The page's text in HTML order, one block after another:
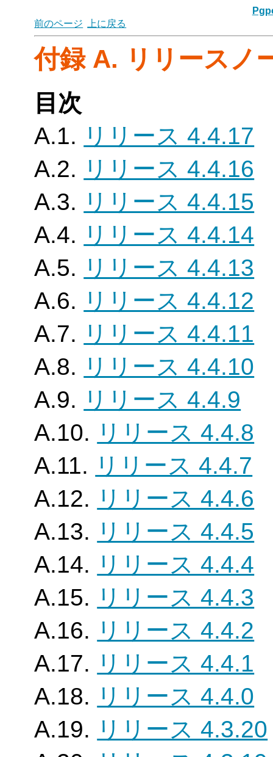
前のページ
上に戻る
付録 A. リリースノ
目次
A.1. リリース 4.4.17
A.2. リリース 4.4.16
A.3. リリース 4.4.15
A.4. リリース 4.4.14
A.5. リリース 4.4.13
A.6. リリース 4.4.12
A.7. リリース 4.4.11
A.8. リリース 4.4.10
A.9. リリース 4.4.9
A.10. リリース 4.4.8
A.11. リリース 4.4.7
A.12. リリース 4.4.6
A.13. リリース 4.4.5
A.14. リリース 4.4.4
A.15. リリース 4.4.3
A.16. リリース 4.4.2
A.17. リリース 4.4.1
A.18. リリース 4.4.0
A.19. リリース 4.3.20